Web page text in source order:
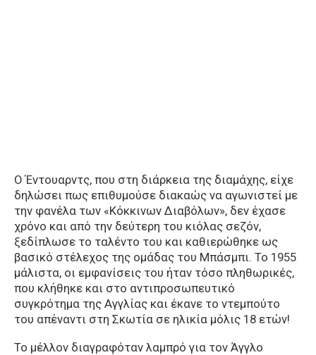
Ο Έντουαρντς, που στη διάρκεια της διαμάχης, είχε
δηλώσει πως επιθυμούσε διακαώς να αγωνιστεί με
την φανέλα των «Κόκκινων Διαβόλων», δεν έχασε
χρόνο και από την δεύτερη του κιόλας σεζόν,
ξεδίπλωσε το ταλέντο του και καθιερώθηκε ως
βασικό στέλεχος της ομάδας του Μπάσμπι. Το 1955
μάλιστα, οι εμφανίσεις του ήταν τόσο πληθωρικές,
που κλήθηκε και στο αντιπροσωπευτικό
συγκρότημα της Αγγλίας και έκανε το ντεμπούτο
του απέναντι στη Σκωτία σε ηλικία μόλις 18 ετών!
Το μέλλον διαγραφόταν λαμπρό για τον Άγγλο